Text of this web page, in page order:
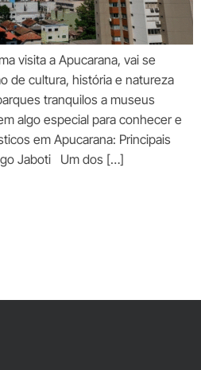
visita a Apucarana, vai se
de cultura, história e natureza
tranquilos a museus
algo especial para conhecer e
em Apucarana: Principais
Jaboti Um dos […]